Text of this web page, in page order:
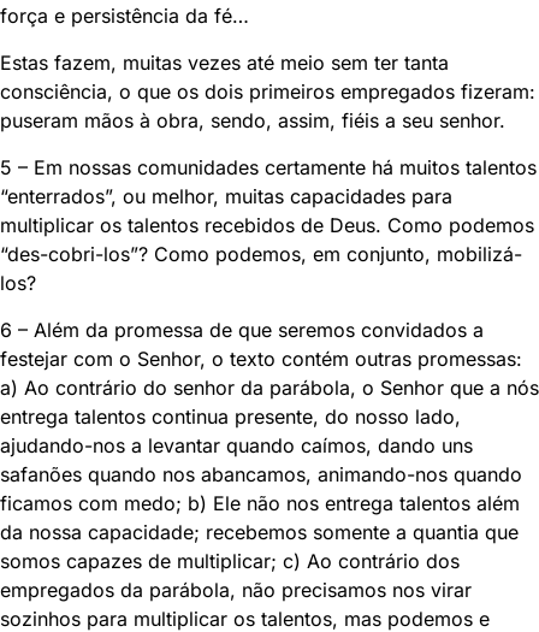
força e persistência da fé…
Estas fazem, muitas vezes até meio sem ter tanta
consciência, o que os dois primeiros empregados fizeram:
puseram mãos à obra, sendo, assim, fiéis a seu senhor.
5 – Em nossas comunidades certamente há muitos talentos
“enterrados”, ou melhor, muitas capacidades para
multiplicar os talentos recebidos de Deus. Como podemos
“des-cobri-los”? Como podemos, em conjunto, mobilizá-
los?
6 – Além da promessa de que seremos convidados a
festejar com o Senhor, o texto contém outras promessas:
a) Ao contrário do senhor da parábola, o Senhor que a nós
entrega talentos continua presente, do nosso lado,
ajudando-nos a levantar quando caímos, dando uns
safanões quando nos abancamos, animando-nos quando
ficamos com medo; b) Ele não nos entrega talentos além
da nossa capacidade; recebemos somente a quantia que
somos capazes de multiplicar; c) Ao contrário dos
empregados da parábola, não precisamos nos virar
sozinhos para multiplicar os talentos, mas podemos e